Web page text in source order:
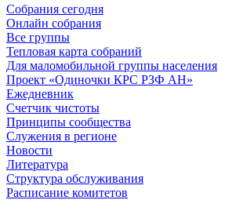
Собрания сегодня
Онлайн собрания
Все группы
Тепловая карта собраний
Для маломобильной группы населения
Проект «Одиночки КРС РЗФ АН»
Ежедневник
Счетчик чистоты
Принципы сообщества
Служения в регионе
Новости
Литература
Структура обслуживания
Расписание комитетов